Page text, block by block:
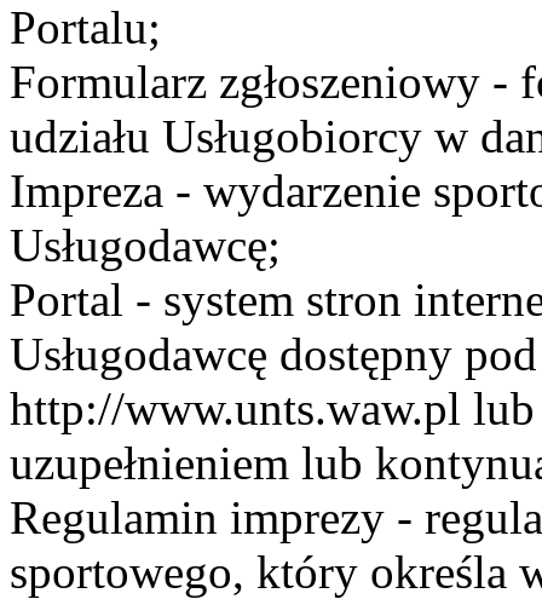
Portalu;
Formularz zgłoszeniowy -
udziału Usługobiorcy w
Impreza - wydarzenie
Usługodawcę;
Portal - system stron
Usługodawcę dostępny
http://www.unts.waw.pl lub
uzupełnieniem lub
Regulamin imprezy -
sportowego, który określa